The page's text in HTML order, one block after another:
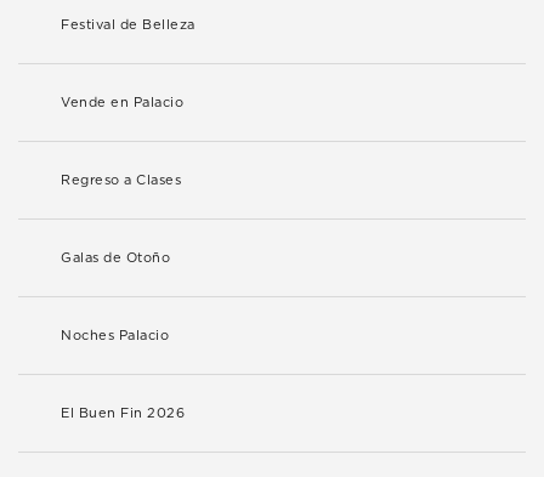
Festival de Belleza
Vende en Palacio
Regreso a Clases
Galas de Otoño
Noches Palacio
El Buen Fin 2026